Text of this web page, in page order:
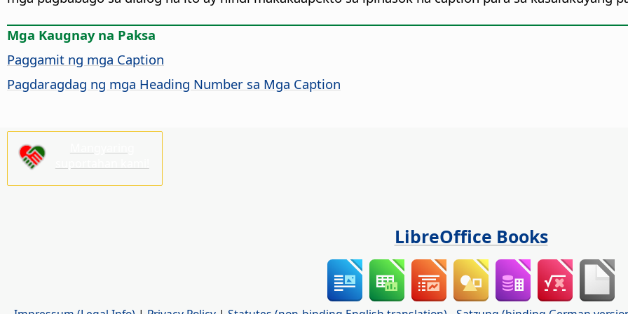
Mga Kaugnay na Paksa
Paggamit ng mga Caption
Pagdaragdag ng mga Heading Number sa Mga Caption
LibreOffice Books